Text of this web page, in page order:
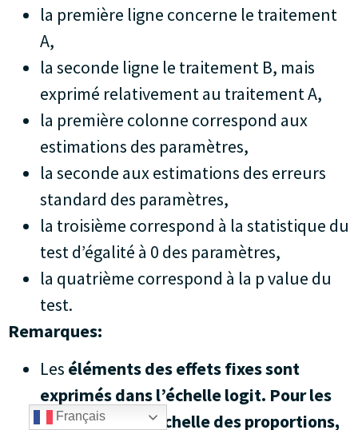
la première ligne concerne le traitement
A,
la seconde ligne le traitement B, mais
exprimé relativement au traitement A,
la première colonne correspond aux
estimations des paramètres,
la seconde aux estimations des erreurs
standard des paramètres,
la troisième correspond à la statistique du
test d’égalité à 0 des paramètres,
la quatrième correspond à la p value du
test.
Remarques:
Les éléments des effets fixes sont
exprimés dans l’échelle logit. Pour les
estimer dans l’échelle des proportions,
Français